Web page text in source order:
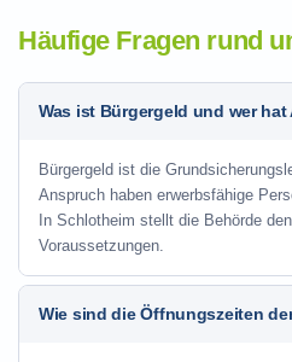
Häufige Fragen rund
Was ist Bürgergeld und wer
Bürgergeld ist die
Anspruch haben erwerbsfähige
In Schlotheim stellt die Behörde
Voraussetzungen.
Wie sind die Öffnungszeiten